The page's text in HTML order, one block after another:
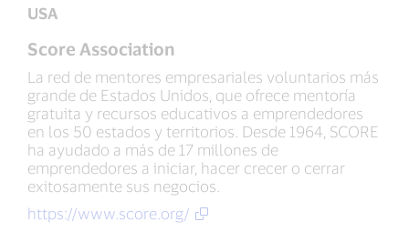
USA
Score Association
La red de mentores empresariales voluntarios más
grande de Estados Unidos, que ofrece mentoría
gratuita y recursos educativos a emprendedores
en los 50 estados y territorios. Desde 1964, SCORE
ha ayudado a más de 17 millones de
emprendedores a iniciar, hacer crecer o cerrar
exitosamente sus negocios.
https://www.score.org/